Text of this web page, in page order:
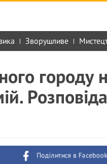
Зворушливе
городу
Поділитися в Facebook